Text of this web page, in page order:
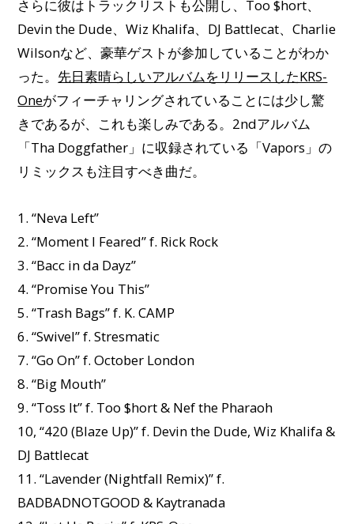
さらに彼はトラックリストも公開し、Too $hort、
Devin the Dude、Wiz Khalifa、DJ Battlecat、Charlie
Wilsonなど、豪華ゲストが参加していることがわか
った。 先日素晴らしいアルバムをリリースしたKRS-
Oneがフィーチャリングされていることには少し驚
きであるが、これも楽しみである。2ndアルバム
「Tha Doggfather」に収録されている「Vapors」の
リミックスも注目すべき曲だ。
1. “Neva Left”
2. “Moment I Feared” f. Rick Rock
3. “Bacc in da Dayz”
4. “Promise You This”
5. “Trash Bags” f. K. CAMP
6. “Swivel” f. Stresmatic
7. “Go On” f. October London
8. “Big Mouth”
9. “Toss It” f. Too $hort & Nef the Pharaoh
10, “420 (Blaze Up)” f. Devin the Dude, Wiz Khalifa &
DJ Battlecat
11. “Lavender (Nightfall Remix)” f.
BADBADNOTGOOD & Kaytranada